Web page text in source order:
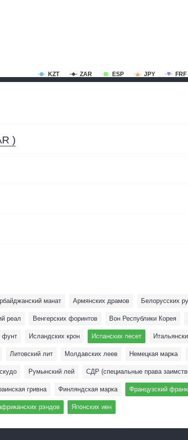
KZT ZAR ESP JPY FRF
)
манат Армянских драмов Белoрусских
реал Венгерских форинтов Вон Республики Корея
фунт Исландских крон Испанских песет
Литовский лит Молдавских леев Немецкая марка
Румынский лей СДР (специальные права
гривна Финляндская марка Французский франк
рэндов Японских иен